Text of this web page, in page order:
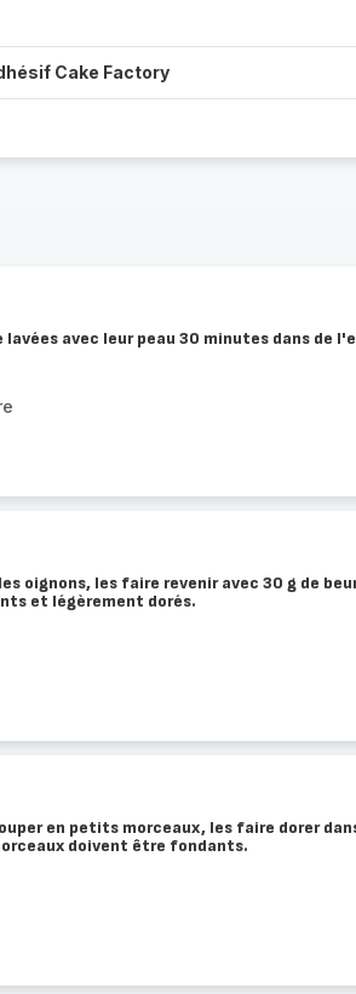
Cake Factory
lavées avec leur peau 30 minutes dans de
oignons, les faire revenir avec 30 g de
et légèrement dorés.
en petits morceaux, les faire dorer
doivent être fondants.